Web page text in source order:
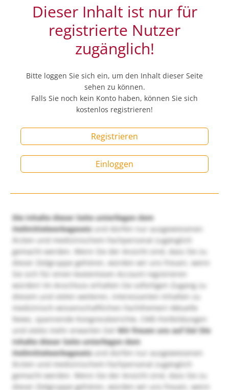
Dieser Inhalt ist nur für
registrierte Nutzer
zugänglich!
Bitte loggen Sie sich ein, um den Inhalt dieser Seite
sehen zu können.
Falls Sie noch kein Konto haben, können Sie sich
kostenlos registrieren!
Registrieren
Einloggen
Die Inhalte dieser Seite unterliegen dem
Heilmittelwerbegesetzund dürfen nur ausgewiesenen
Ärzten und medizinischem Fachpersonal zugänglich
gemacht werden. Wenn Sie der Ansicht sind, dass Sie zu
dieser Zielgruppe gehören, würden wir uns freuen, wenn
Sie sich für einen kostenlosen Account registrieren
würden! Im Anschluss erhalten Sie sofortigen Zugang zu
diesem und vielen weiteren, interessanten Inhalten zu
medizinisch-wissenschaftlichen Fachthemen! Aktuelle
News, spannende Kongressberichte, CME-Fortbildungen
und vieles mehr erwarten Sie!Wir freuen uns auf Sie! Die
Inhalte dieser Seite unterliegen dem
Heilmittelwerbegesetzund dürfen nur ausgewiesenen
Ärzten und medizinischem Fachpersonal zugänglich
gemacht werden. Wenn Sie der Ansicht sind, dass Sie zu
dieser Zielgruppe gehören, würden wir uns freuen, wenn